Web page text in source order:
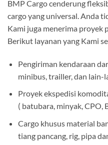
BMP Cargo cenderung
cargo yang universal. Anda
Kami juga menerima proyek
Berikut layanan yang Kami
Pengiriman kendaraan
minibus, trailler, dan lain-
Proyek ekspedisi
( batubara, minyak, CPO,
Cargo khusus material
tiang pancang, rig, pipa